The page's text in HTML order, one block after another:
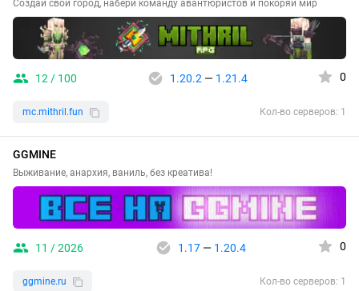
Создай свой город, набери команду авантюристов и покоряй мир
12 / 100 1.20.2 — 1.21.4 0
mc.mithril.fun Кол-во серверов: 1
GGMINE
Выживание, анархия, ваниль, без креатива!
11 / 2026 1.17— 1.20.4 0
ggmine.ru Кол-во серверов: 1